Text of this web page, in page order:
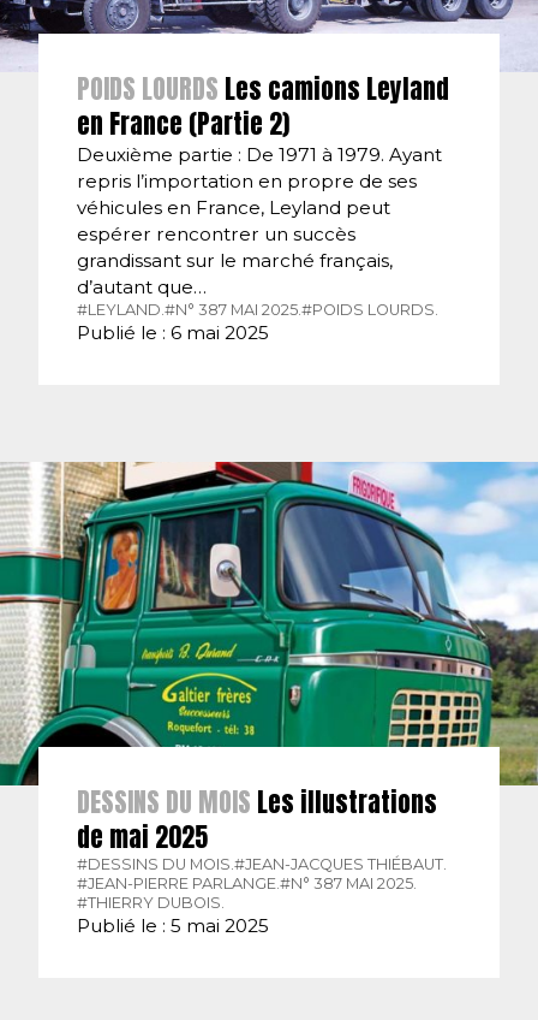
POIDS LOURDS Les camions Leyland
en France (Partie 2)
Deuxième partie : De 1971 à 1979. Ayant
repris l’importation en propre de ses
véhicules en France, Leyland peut
espérer rencontrer un succès
grandissant sur le marché français,
d’autant que…
#LEYLAND. #N° 387 MAI 2025. #POIDS LOURDS.
Publié le : 6 mai 2025
DESSINS DU MOIS Les illustrations
de mai 2025
#DESSINS DU MOIS. #JEAN-JACQUES THIÉBAUT.
#JEAN-PIERRE PARLANGE. #N° 387 MAI 2025.
#THIERRY DUBOIS.
Publié le : 5 mai 2025